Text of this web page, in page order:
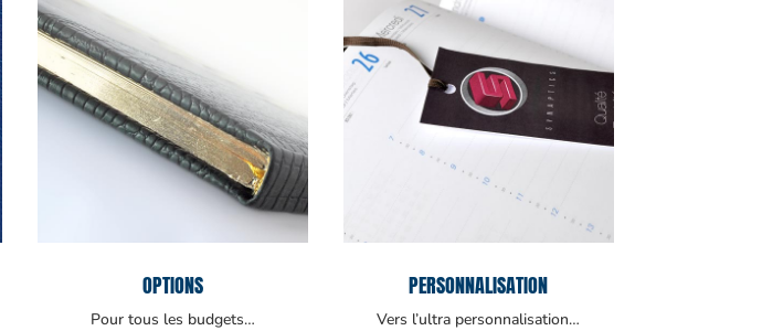
OPTIONS
Pour tous les budgets…
PERSONNALISATION
Vers l’ultra personnalisation…